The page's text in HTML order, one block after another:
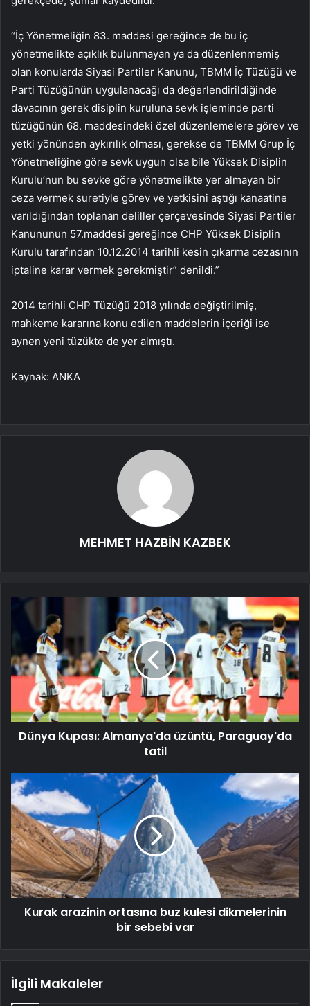
“İç Yönetmeliğin 83. maddesi gereğince de bu iç
yönetmelikte açıklık bulunmayan ya da düzenlenmemiş
olan konularda Siyasi Partiler Kanunu, TBMM İç Tüzüğü ve
Parti Tüzüğünün uygulanacağı da değerlendirildiğinde
davacının gerek disiplin kuruluna sevk işleminde parti
tüzüğünün 68. maddesindeki özel düzenlemelere görev ve
yetki yönünden aykırılık olması, gerekse de TBMM Grup İç
Yönetmeliğine göre sevk uygun olsa bile Yüksek Disiplin
Kurulu’nun bu sevke göre yönetmelikte yer almayan bir
ceza vermek suretiyle görev ve yetkisini aştığı kanaatine
varıldığından toplanan deliller çerçevesinde Siyasi Partiler
Kanununun 57.maddesi gereğince CHP Yüksek Disiplin
Kurulu tarafından 10.12.2014 tarihli kesin çıkarma cezasının
iptaline karar vermek gerekmiştir” denildi.”
2014 tarihli CHP Tüzüğü 2018 yılında değiştirilmiş,
mahkeme kararına konu edilen maddelerin içeriği ise
aynen yeni tüzükte de yer almıştı.
Kaynak: ANKA
MEHMET HAZBİN KAZBEK
Dünya Kupası: Almanya'da üzüntü, Paraguay'da
tatil
Kurak arazinin ortasına buz kulesi dikmelerinin
bir sebebi var
İlgili Makaleler